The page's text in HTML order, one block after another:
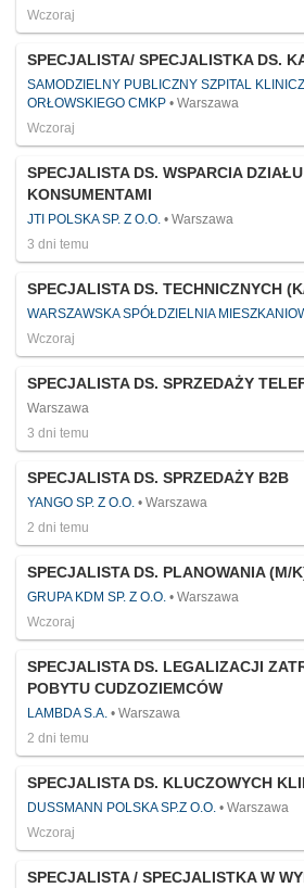
Wczoraj
SPECJALISTA/ SPECJALISTKA DS.
SAMODZIELNY PUBLICZNY SZPITAL
ORŁOWSKIEGO CMKP
Warszawa
Wczoraj
SPECJALISTA DS. WSPARCIA
KONSUMENTAMI
JTI POLSKA SP. Z O.O.
Warszawa
3 dni temu
SPECJALISTA DS. TECHNICZNYCH
WARSZAWSKA SPÓŁDZIELNIA
Wczoraj
SPECJALISTA DS. SPRZEDAŻY
Warszawa
3 dni temu
SPECJALISTA DS. SPRZEDAŻY B2B
YANGO SP. Z O.O.
Warszawa
2 dni temu
SPECJALISTA DS. PLANOWANIA (M/
GRUPA KDM SP. Z O.O.
Warszawa
Wczoraj
SPECJALISTA DS. LEGALIZACJI
POBYTU CUDZOZIEMCÓW
LAMBDA S.A.
Warszawa
2 dni temu
SPECJALISTA DS. KLUCZOWYCH
DUSSMANN POLSKA SP.Z O.O.
Warszawa
Wczoraj
SPECJALISTA / SPECJALISTKA W